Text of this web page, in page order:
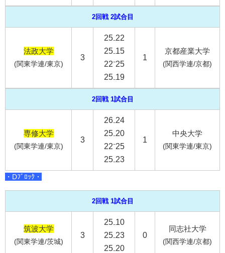
2回戦 2試合目
法政大学
(関東学連/東京)
3
25₋22
25₋15
22⁻25
25₋19
1
京都産業大学
(関西学連/京都)
2回戦 1試合目
専修大学
(関東学連/東京)
3
26₋24
25₋20
22⁻25
25₋23
1
中央大学
(関東学連/東京)
・Dﾌﾞﾛｯｸ・
2回戦 1試合目
筑波大学
(関東学連/茨城)
3
25₋10
25₋23
25₋20
0
同志社大学
(関西学連/京都)